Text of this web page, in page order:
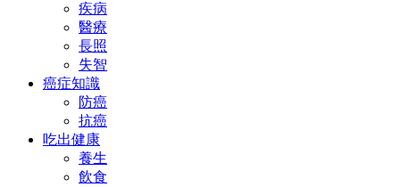
疾病
醫療
長照
失智
癌症知識
防癌
抗癌
吃出健康
養生
飲食